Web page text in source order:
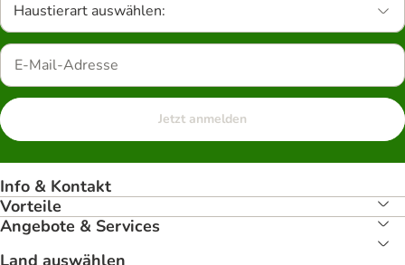
Haustierart auswählen:
Jetzt anmelden
Info & Kontakt
Vorteile
Angebote & Services
Land auswählen